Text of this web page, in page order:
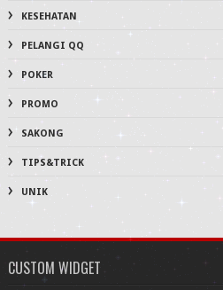
KESEHATAN
PELANGI QQ
POKER
PROMO
SAKONG
TIPS&TRICK
UNIK
CUSTOM WIDGET